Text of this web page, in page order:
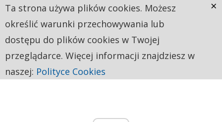
Ta strona używa plików cookies. Możesz
określić warunki przechowywania lub
dostępu do plików cookies w Twojej
przeglądarce. Więcej informacji znajdziesz w
naszej: Polityce Cookies
×